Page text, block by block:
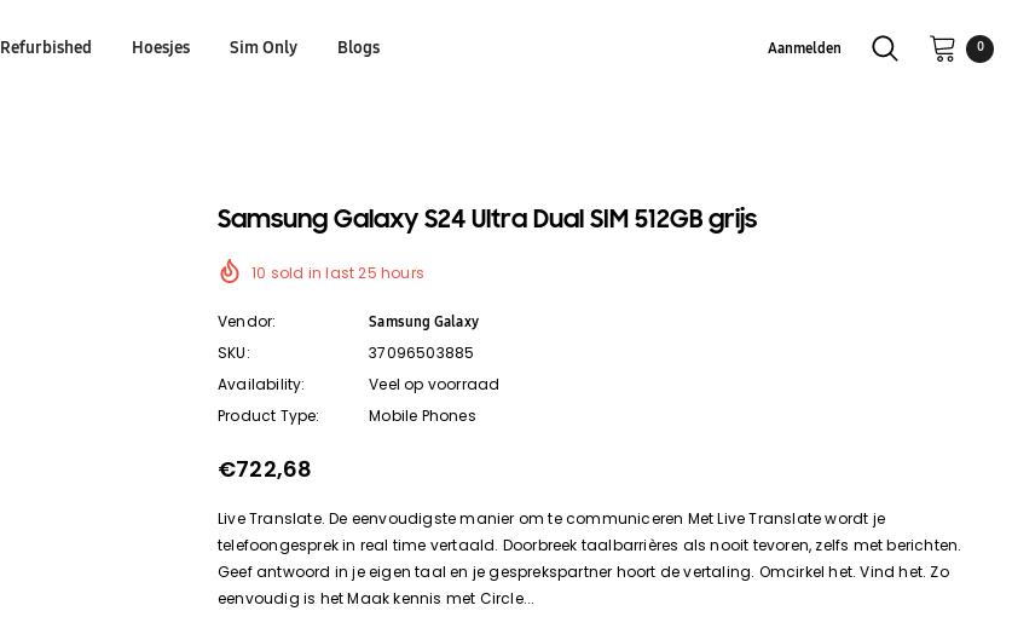
Refurbished Hoesjes Sim Only Blogs Aanmelden 0
Samsung Galaxy S24 Ultra Dual SIM 512GB grijs
10 sold in last 25 hours
Vendor:
Samsung Galaxy
SKU:
37096503885
Availability:
Veel op voorraad
Product Type:
Mobile Phones
€722,68
Live Translate. De eenvoudigste manier om te communiceren Met Live Translate wordt je
telefoongesprek in real time vertaald. Doorbreek taalbarrières als nooit tevoren, zelfs met berichten.
Geef antwoord in je eigen taal en je gesprekspartner hoort de vertaling. Omcirkel het. Vind het. Zo
eenvoudig is het Maak kennis met Circle...